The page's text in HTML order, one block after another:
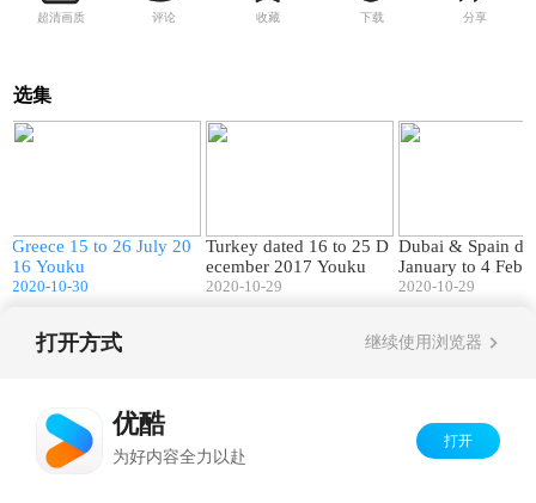
超清画质 评论 收藏 下载 分享
选集
Greece 15 to 26 July 20
16 Youku
2020-10-30
Turkey dated 16 to 25 D
ecember 2017 Youku
2020-10-29
Dubai & Spain
January to 4
17 Youku
2020-10-29
打开方式 继续使用浏览器
优酷
为好内容全力以赴
打开